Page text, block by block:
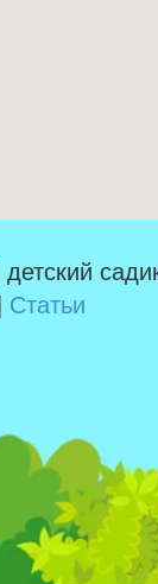
детский
Статьи